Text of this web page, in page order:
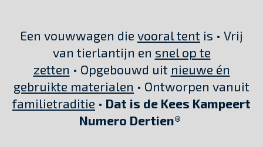
Een vouwwagen die vooral tent is • Vrij
van tierlantijn en snel op te
zetten • Opgebouwd uit nieuwe én
gebruikte materialen • Ontworpen vanuit
familietraditie • Dat is de Kees Kampeert
Numero Dertien®